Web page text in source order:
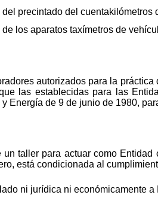
precintado del cuentakilómetros
los aparatos taxímetros de
autorizados para la
las establecidas para las
Energía de 9 de junio de 1980,
un taller para actuar como
está condicionada al
ni jurídica ni económicamente a